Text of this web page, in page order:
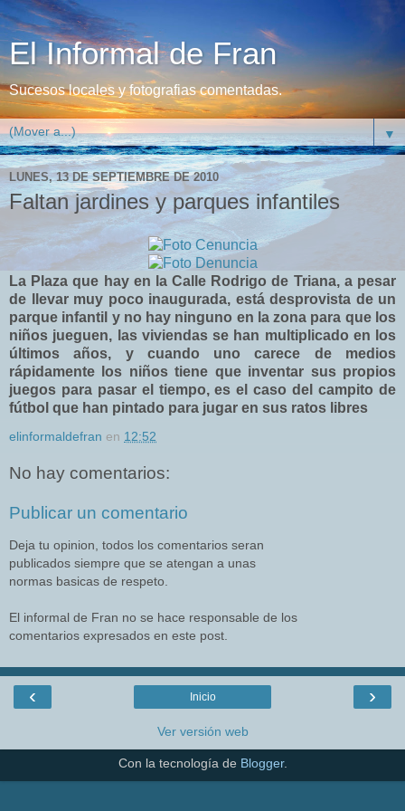
El Informal de Fran
Sucesos locales y fotografias comentadas.
▼
LUNES, 13 DE SEPTIEMBRE DE 2010
Faltan jardines y parques infantiles
La Plaza que hay en la Calle Rodrigo de Triana, a pesar
de llevar muy poco inaugurada, está desprovista de un
parque infantil y no hay ninguno en la zona para que los
niños jueguen, las viviendas se han multiplicado en los
últimos años, y cuando uno carece de medios
rápidamente los niños tiene que inventar sus propios
juegos para pasar el tiempo, es el caso del campito de
fútbol que han pintado para jugar en sus ratos libres
elinformaldefran en 12:52
No hay comentarios:
Publicar un comentario
Deja tu opinion, todos los comentarios seran
publicados siempre que se atengan a unas
normas basicas de respeto.
El informal de Fran no se hace responsable de los
comentarios expresados en este post.
‹ ›
Inicio
Ver versión web
Con la tecnología de Blogger.